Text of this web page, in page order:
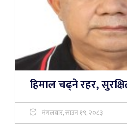
हिमाल चढ्ने रहर,
मंगलबार, साउन १९, २०८३